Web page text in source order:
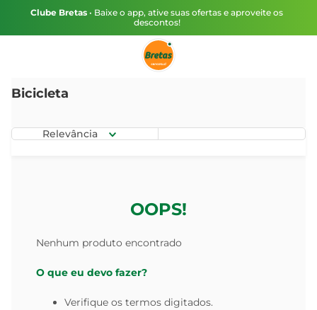
Clube Bretas • Baixe o app, ative suas ofertas e aproveite os
descontos!
Bicicleta
Relevância
OOPS!
Nenhum produto encontrado
O que eu devo fazer?
Verifique os termos digitados.